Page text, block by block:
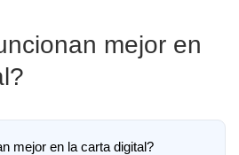
mejor en
mejor en la carta digital?